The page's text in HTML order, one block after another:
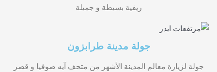
ريفية بسيطة و جميلة
جولة مدينة طرابزون
جولة لزيارة معالم المدينة الأشهر من متحف آيه صوفيا و قصر